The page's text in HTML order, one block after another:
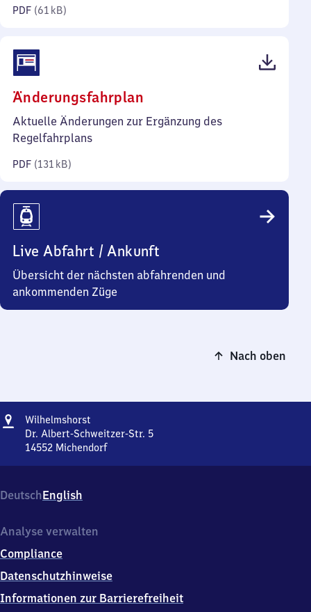
PDF (61 kB)
Änderungsfahrplan
131
Aktuelle Änderungen zur Ergänzung des
Regelfahrplans
PDF (131 kB)
Live Abfahrt / Ankunft
Übersicht der nächsten abfahrenden und
ankommenden Züge
Nach oben
Adresse
Wilhelmshorst
Dr. Albert-Schweitzer-Str. 5
14552 Michendorf
Albert-
Schweitzer-
5,
4
5
2
DeutschEnglish
Analyse verwalten
Compliance
Datenschutzhinweise
Informationen zur Barrierefreiheit